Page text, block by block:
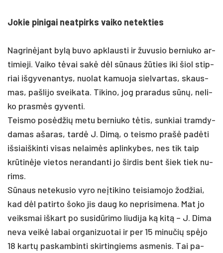
Jo­kie pi­ni­gai neat­pirks vai­ko ne­tek­ties
Nag­rinė­jant bylą bu­vo ap­klaus­ti ir žu­vu­sio ber­niu­ko ar­
ti­mie­ji. Vai­ko tėvai sakė dėl sūnaus žūties iki šiol stip­
riai iš­gy­ve­nan­tys, nuo­lat ka­muo­ja siel­var­tas, skaus­
mas, pa­šli­jo svei­ka­ta. Ti­ki­no, jog pra­ra­dus sūnų, ne­li­
ko pra­smės gy­ven­ti.
Teis­mo po­sėdžių me­tu ber­niu­ko tėtis, sun­kiai tram­dy­
da­mas aša­ras, tardė J. Dimą, o teis­mo pra­šė pa­dėti
iš­siaiš­kin­ti vi­sas ne­laimės ap­lin­ky­bes, nes tik taip
krūtinė­je vie­tos ne­ran­dan­ti jo šir­dis bent šiek tiek nu­
rims.
Sūnaus ne­te­ku­sio vy­ro ne­įti­ki­no tei­sia­mo­jo žod­žiai,
kad dėl pa­tir­to šo­ko jis daug ko ne­pri­si­me­na. Mat jo
veiks­mai iš­kart po su­si­dūri­mo liu­di­ja ką kitą – J. Di­ma
ne­va veikė la­bai or­ga­ni­zuo­tai ir per 15 mi­nu­čių spėjo
18 kartų pa­skam­bin­ti skir­tin­giems as­me­nis. Tai pa­